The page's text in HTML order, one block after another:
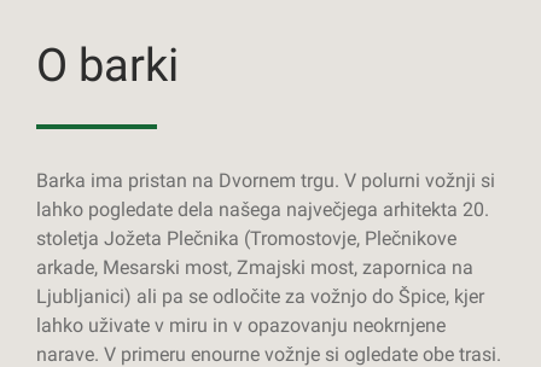
O barki
Barka ima pristan na Dvornem trgu. V polurni vožnji si
lahko pogledate dela našega največjega arhitekta 20.
stoletja Jožeta Plečnika (Tromostovje, Plečnikove
arkade, Mesarski most, Zmajski most, zapornica na
Ljubljanici) ali pa se odločite za vožnjo do Špice, kjer
lahko uživate v miru in v opazovanju neokrnjene
narave. V primeru enourne vožnje si ogledate obe trasi.